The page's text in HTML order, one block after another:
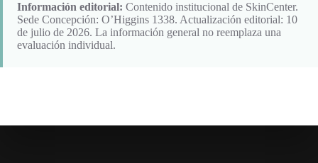
Información editorial: Contenido institucional de SkinCenter.
Sede Concepción: O’Higgins 1338. Actualización editorial: 10
de julio de 2026. La información general no reemplaza una
evaluación individual.